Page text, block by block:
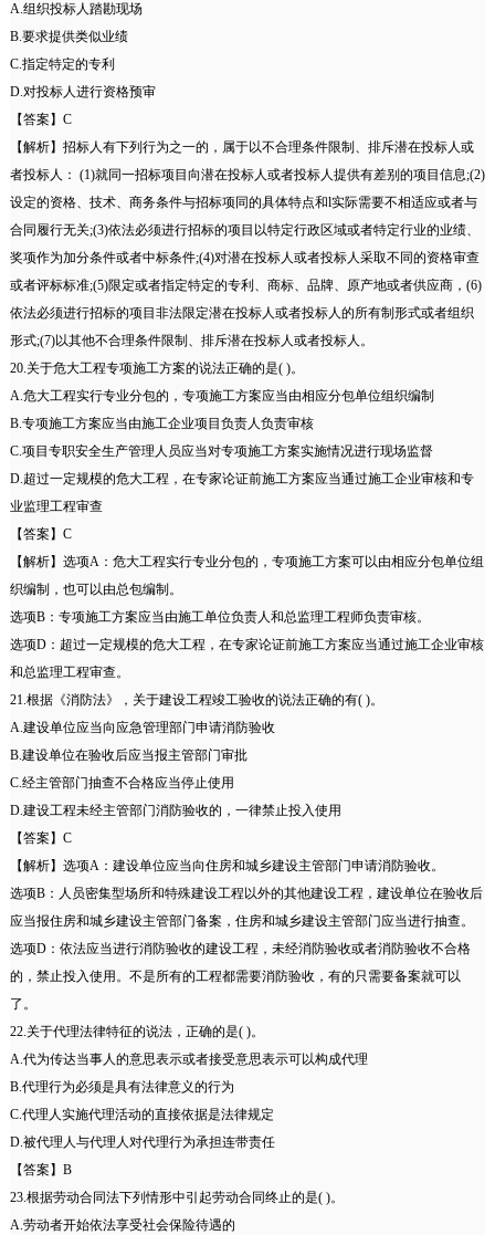
A.组织投标人踏勘现场
B.要求提供类似业绩
C.指定特定的专利
D.对投标人进行资格预审
【答案】C
【解析】招标人有下列行为之一的，属于以不合理条件限制、排斥潜在投标人或
者投标人： (1)就同一招标项目向潜在投标人或者投标人提供有差别的项目信息;(2)
设定的资格、技术、商务条件与招标项同的具体特点和l实际需要不相适应或者与
合同履行无关;(3)依法必须进行招标的项目以特定行政区域或者特定行业的业绩、
奖项作为加分条件或者中标条件;(4)对潜在投标人或者投标人采取不同的资格审查
或者评标标准;(5)限定或者指定特定的专利、商标、品牌、原产地或者供应商，(6)
依法必须进行招标的项目非法限定潜在投标人或者投标人的所有制形式或者组织
形式;(7)以其他不合理条件限制、排斥潜在投标人或者投标人。
20.关于危大工程专项施工方案的说法正确的是( )。
A.危大工程实行专业分包的，专项施工方案应当由相应分包单位组织编制
B.专项施工方案应当由施工企业项目负责人负责审核
C.项目专职安全生产管理人员应当对专项施工方案实施情况进行现场监督
D.超过一定规模的危大工程，在专家论证前施工方案应当通过施工企业审核和专
业监理工程审查
【答案】C
【解析】选项A：危大工程实行专业分包的，专项施工方案可以由相应分包单位组
织编制，也可以由总包编制。
选项B：专项施工方案应当由施工单位负责人和总监理工程师负责审核。
选项D：超过一定规模的危大工程，在专家论证前施工方案应当通过施工企业审核
和总监理工程审查。
21.根据《消防法》，关于建设工程竣工验收的说法正确的有( )。
A.建设单位应当向应急管理部门申请消防验收
B.建设单位在验收后应当报主管部门审批
C.经主管部门抽查不合格应当停止使用
D.建设工程未经主管部门消防验收的，一律禁止投入使用
【答案】C
【解析】选项A：建设单位应当向住房和城乡建设主管部门申请消防验收。
选项B：人员密集型场所和特殊建设工程以外的其他建设工程，建设单位在验收后
应当报住房和城乡建设主管部门备案，住房和城乡建设主管部门应当进行抽查。
选项D：依法应当进行消防验收的建设工程，未经消防验收或者消防验收不合格
的，禁止投入使用。不是所有的工程都需要消防验收，有的只需要备案就可以
了。
22.关于代理法律特征的说法，正确的是( )。
A.代为传达当事人的意思表示或者接受意思表示可以构成代理
B.代理行为必须是具有法律意义的行为
C.代理人实施代理活动的直接依据是法律规定
D.被代理人与代理人对代理行为承担连带责任
【答案】B
23.根据劳动合同法下列情形中引起劳动合同终止的是( )。
A.劳动者开始依法享受社会保险待遇的